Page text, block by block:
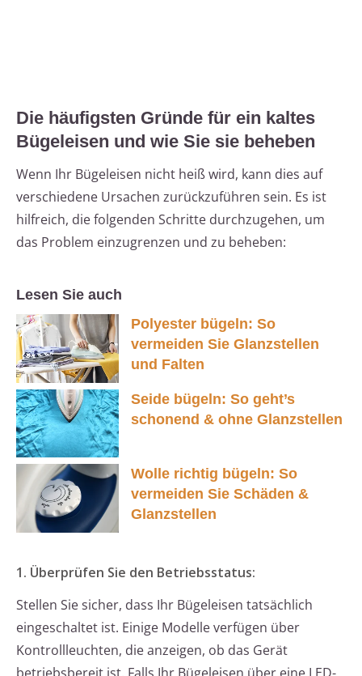
Die häufigsten Gründe für ein kaltes
Bügeleisen und wie Sie sie beheben
Wenn Ihr Bügeleisen nicht heiß wird, kann dies auf
verschiedene Ursachen zurückzuführen sein. Es ist
hilfreich, die folgenden Schritte durchzugehen, um
das Problem einzugrenzen und zu beheben:
Lesen Sie auch
Polyester bügeln: So
vermeiden Sie Glanzstellen
und Falten
Seide bügeln: So geht’s
schonend & ohne Glanzstellen
Wolle richtig bügeln: So
vermeiden Sie Schäden &
Glanzstellen
1. Überprüfen Sie den Betriebsstatus:
Stellen Sie sicher, dass Ihr Bügeleisen tatsächlich
eingeschaltet ist. Einige Modelle verfügen über
Kontrollleuchten, die anzeigen, ob das Gerät